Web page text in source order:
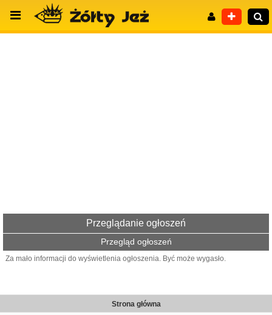
Przeglądanie ogłoszeń
Przegląd ogłoszeń
Za mało informacji do wyświetlenia ogłoszenia. Być może wygasło.
Strona główna